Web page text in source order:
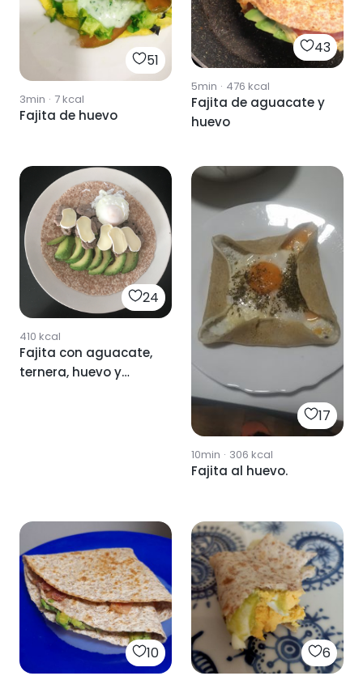
51
3min · 7kcal
Fajita de huevo
43
5min · 476 kcal
Fajita de aguacate y
huevo
24
410 kcal
Fajita con aguacate,
ternera, huevo y
17
10min · 306 kcal
Fajita al huevo.
10 6